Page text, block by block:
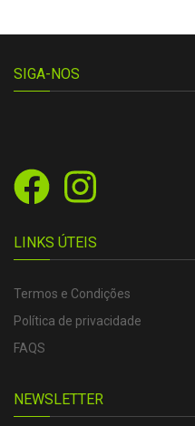
SIGA-NOS
LINKS ÚTEIS
Termos e Condições
Política de privacidade
FAQS
NEWSLETTER